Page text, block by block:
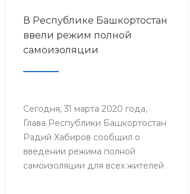
В Республике Башкортостан
ввели режим полной
самоизоляции
Сегодня, 31 марта 2020 года,
Глава Республики Башкортостан
Радий Хабиров сообщил о
введении режима полной
самоизоляции для всех жителей